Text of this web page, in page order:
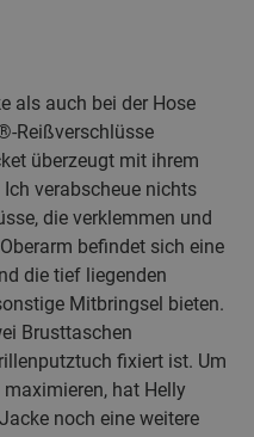
als auch bei der Hose
Reißverschlüsse
überzeugt mit ihrem
verabscheue nichts
die verklemmen und
befindet sich eine
die tief liegenden
Mitbringsel bieten.
Brusttaschen
fixiert ist. Um
hat Helly
noch eine weitere